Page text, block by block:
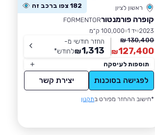
ראשון לציון 182 צפו ברכב זה
קופרה פורמנטורFORMENTOR
2023 יד 1
100,000 ק״מ
130,400 ₪
127,400
₪
החזר חודשי מ-
1,313
₪לחודש*
תוספות לעיסקה
לפגישה בסוכנות יצירת קשר
*חישוב ההחזר מפורט בתקנון